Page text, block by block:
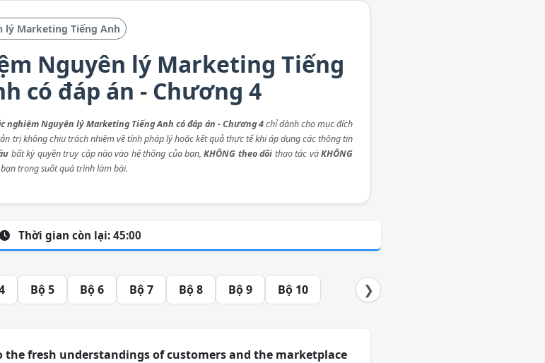
lý Marketing Tiếng Anh
Nguyên lý Marketing Tiếng
có đáp án - Chương 4
nghiệm Nguyên lý Marketing Tiếng Anh có đáp án - Chương 4chỉ dành cho mục đích
trị không chịu trách nhiệm về tính pháp lý hoặc kết quả thực tế khi áp dụng các thông tin
bất kỳ quyền truy cập nào vào hệ thống của bạn,KHÔNG theo dõi thao tác vàKHÔNG
trong suốt quá trình làm bài.
Thời gian còn lại: 45:00
Bộ 5 Bộ 6 Bộ 7 Bộ 8 Bộ 9 Bộ 10 ❯
fresh understandings of customers and the marketplace